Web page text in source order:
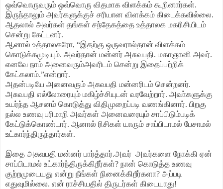
ஒவ்வொருவரும் ஒவ்வொரு விதமாக விளக்கம் கூறினார்கள்.
இருந்தாலும் அவர்களுக்குச் சரியான விளக்கம் கிடைக்கவில்லை.
ஆதலால் அவர்கள் தங்கள் சந்தேகத்தை உத்தாலக மகரிசியிடம்
சென்று கேட்டனர்.
ஆனால் உத்தாலகரோ, “இதற்கு ஒருவரால்தான் விளக்கம்
கொடுக்கமுடியும். அவர்தான் மன்னர் அசுவபதி. மகாஞானி அவர்.
எனவே நாம் அனைவரும்அவரிடம் சென்று இதைப்பற்றிக்
கேட்கலாம்.”என்றார்.
அதன்படியே அனைவரும் அசுவபதி மன்னரிடம் சென்றனர்.
அசுவபதி எல்லோரையும் மகிழ்ச்சியுடன் வரவேற்றார். அவா்களுக்கு
உயர்ந்த ஆசனம் கொடுத்து விதிமுறைப்படி வணங்கினார். பிறகு
நல்ல உணவு பரிமாறி அவர்கள் அனைவரையும் சாப்பிடும்படிக்
கேட்டுக்கொண்டார். ஆனால் ரிசிகள் யாரும் சாப்பிடாமல் பேசாமல்
உட்கார்ந்திருந்தார்கள்.
இதை அசுவபதி மன்னர் பார்த்தார்.அவர் அவர்களை நோக்கி ஏன்
சாப்பிடாமல் உட்கார்ந்திருக்கிறீர்கள்? நான் கொடுத்த உணவு
குற்றமுடையது என்று நீங்கள் நினைக்கிறீர்களா? அப்படி
எதுவுமில்லை. என் ராச்சியதில் திருடர்கள் கிடையாது!